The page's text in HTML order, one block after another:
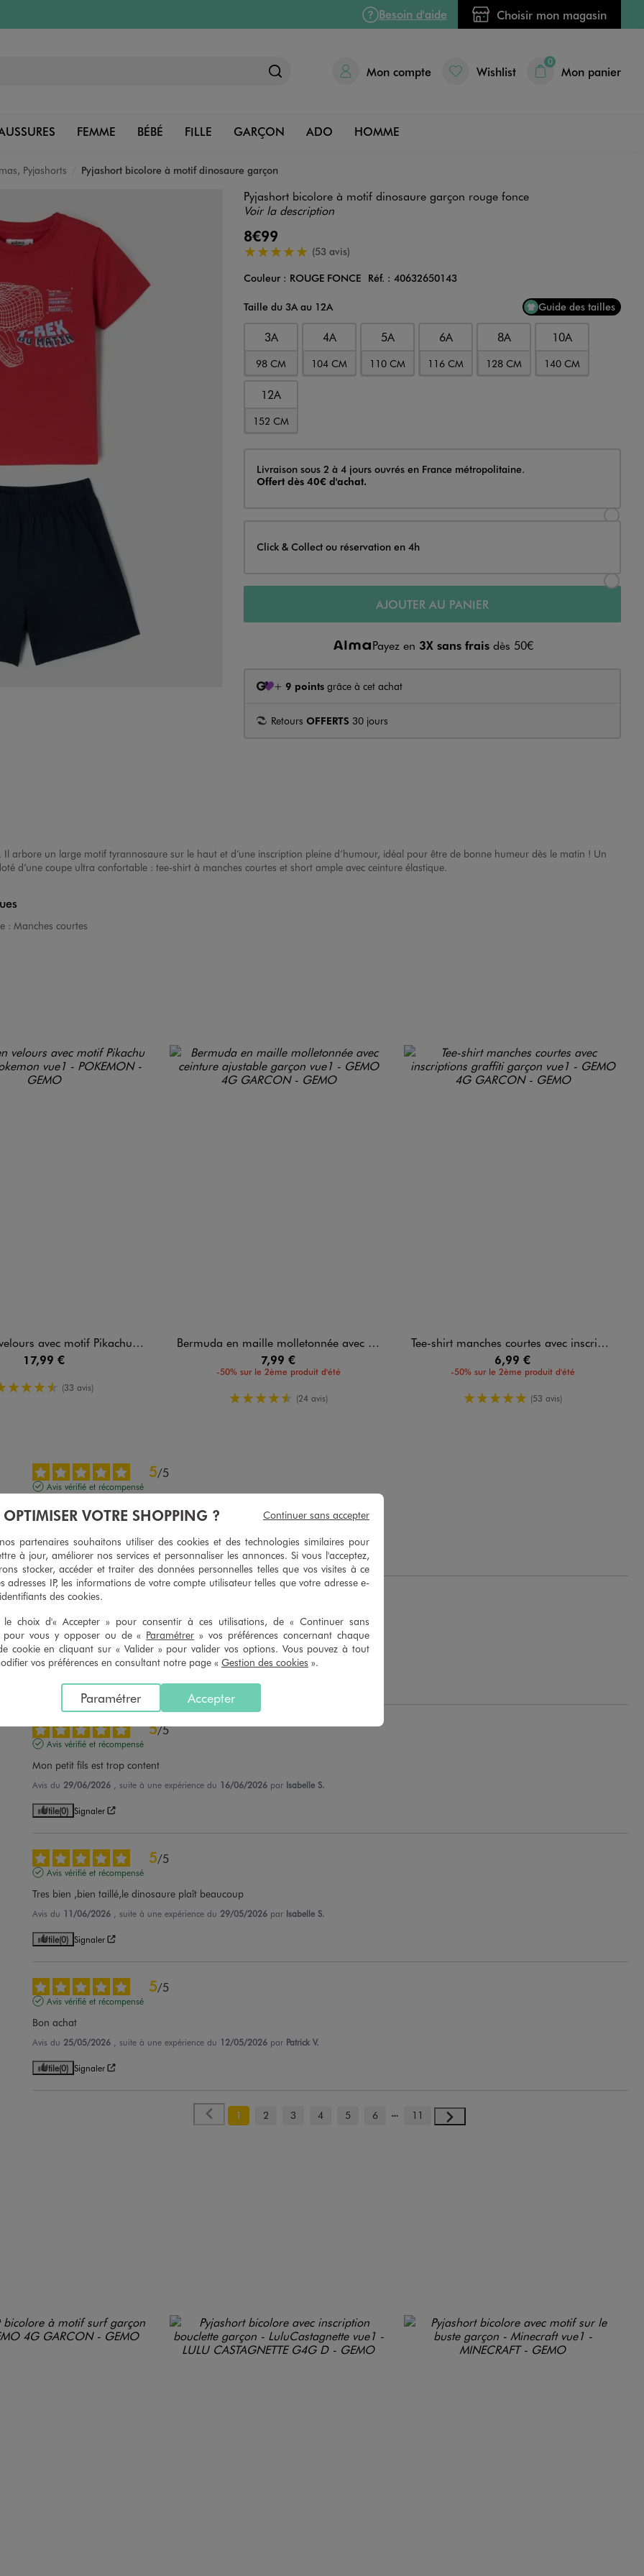
Besoin d'aide Choisir mon magasin
Mon compte Wishlist
0
Mon panier
FEMME BÉBÉ FILLE GARÇON ADO HOMME
Pyjashorts Pyjashort bicolore à motif dinosaure garçon
Pyjashort bicolore à motif dinosaure garçon rouge fonce
Voir la description
8€99
5/5 de moyenne(53 avis)
Couleur
Couleur : ROUGE FONCE Réf. : 40632650143
Taille du 3A au 12A
Guide des tailles
3A
98 CM
4A
104 CM
5A
110 CM
6A
116 CM
8A
128 CM
10A
140 CM
12A
152 CM
Livraison
Livraison sous 2 à 4 jours ouvrés en France métropolitaine.
Offert dès 40€ d'achat.
Click & Collect ou réservation en 4h
AJOUTER AU PANIER
Payez en 3X sans fraisdès 50€
+ 9 pointsgrâce à cet achat
Retours OFFERTS 30 jours
arbore un large motif tyrannosaure sur le haut et d’une inscription pleine d’humour, idéal pour être de bonne humeur dès le matin ! Un
d’une coupe ultra confortable : tee-shirt à manches courtes et short ample avec ceinture élastique.
: Manches courtes
avec motif Pikachu garçon - Pokemon
17,99 €
4.5/5 de moyenne
(33 avis)
Bermuda en maille molletonnée avec ceinture ajustable garçon
7,99 €
-50% sur le 2ème produit d'été
4.5/5 de moyenne
(24 avis)
Tee-shirt manches courtes avec inscriptions graffiti garçon
6,99 €
-50% sur le 2ème produit d'été
5/5 de moyenne
(53 avis)
5/5
Avis vérifié et récompensé
Parfait, rien à dire
Utile(0) Signaler
Avis vérifié et récompensé
C'est un ensemble de bonnec qualite qui plait beaucoup a mon fils.
Avis du14/07/2026 , suite à une expérience du 01/07/2026 parChristina G.
(0) Signaler
5/5
Avis vérifié et récompensé
Mon petit fils est trop content
Avis du 29/06/2026 , suite à une expérience du 16/06/2026 par Isabelle S.
Utile(0) Signaler
5/5
Avis vérifié et récompensé
Tres bien ,bien taillé,le dinosaure plaît beaucoup
Avis du 11/06/2026 , suite à une expérience du 29/05/2026 par Isabelle S.
Utile(0) Signaler
5/5
Avis vérifié et récompensé
Bon achat
Avis du 25/05/2026 , suite à une expérience du 12/05/2026 par Patrick V.
Utile(0) Signaler
1 2 3 4 5 6 11
OPTIMISER VOTRE SHOPPING ?
partenaires souhaitons utiliser des cookies et des technologies similaires pour
à jour, améliorer nos services et personnaliser les annonces. Si vous l'acceptez,
stocker, accéder et traiter des données personnelles telles que vos visites à ce
adresses IP, les informations de votre compte utilisateur telles que votre adresse e-
des cookies.
le choix d'« Accepter » pour consentir à ces utilisations, de « Continuer sans
pour vous y opposer ou de « Paramétrer » vos préférences concernant chaque
cookie en cliquant sur « Valider » pour valider vos options. Vous pouvez à tout
vos préférences en consultant notre page « Gestion des cookies ».
Accepter
Paramétrer
Continuer sans accepter